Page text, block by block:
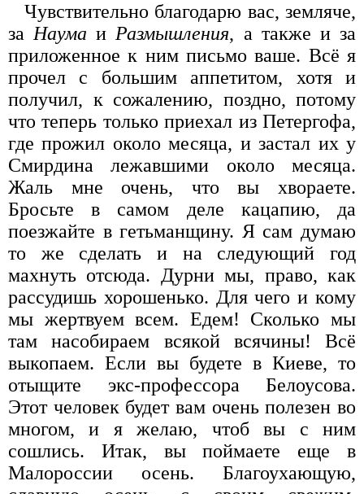
Чувствительно благодарю вас, земляче,
заНаумаиРазмышления, а также и за
приложенное к ним письмо ваше. Всё я
прочел с большим аппетитом, хотя и
получил, к сожалению, поздно, потому
что теперь только приехал из Петергофа,
где прожил около месяца, и застал их у
Смирдина лежавшими около месяца.
Жаль мне очень, что вы хвораете.
Бросьте в самом деле кацапию, да
поезжайте в гетьманщину. Я сам думаю
то же сделать и на следующий год
махнуть отсюда. Дурни мы, право, как
рассудишь хорошенько. Для чего и кому
мы жертвуем всем. Едем! Сколько мы
там насобираем всякой всячины! Всё
выкопаем. Если вы будете в Киеве, то
отыщите экс-профессора Белоусова.
Этот человек будет вам очень полезен во
многом, и я желаю, чтоб вы с ним
сошлись. Итак, вы поймаете еще в
Малороссии осень. Благоухающую,